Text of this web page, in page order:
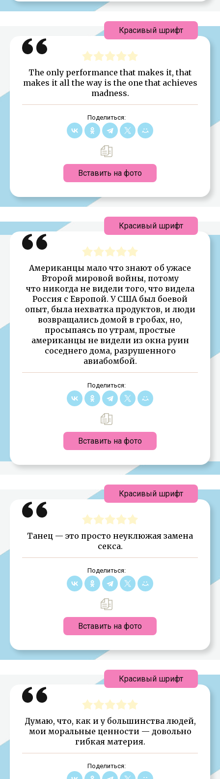
The only performance that makes it, that
makes it all the way is the one that achieves
madness.
Поделиться:
Вставить на фото
Красивый шрифт
Американцы мало что знают об ужасе
Второй мировой войны, потому
что никогда не видели того, что видела
Россия с Европой. У США был боевой
опыт, была нехватка продуктов, и люди
возвращались домой в гробах, но,
просыпаясь по утрам, простые
американцы не видели из окна руин
соседнего дома, разрушенного
авиабомбой.
Поделиться:
Вставить на фото
Красивый шрифт
Танец — это просто неуклюжая замена
секса.
Поделиться:
Вставить на фото
Красивый шрифт
Думаю, что, как и у большинства людей,
мои моральные ценности — довольно
гибкая материя.
Поделиться:
Красивый шрифт